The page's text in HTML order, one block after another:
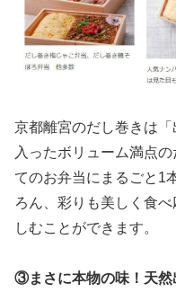
京都離宮のだし巻きは
入ったボリューム満点
てのお弁当にまるごと1
ろん、彩りも美しく食
しむことができます。
③まさに本物の味！天然